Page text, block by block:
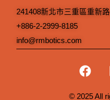
241408新北市三重區重新
+886-2-2999-8185
info@rmbotics.com
F
a
© 2025 All